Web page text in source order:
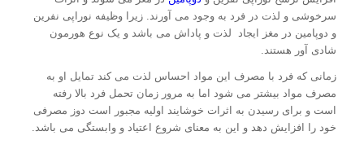
سرخوشی و لذت در فرد به وجود می آورند. زیرا وظیفه نوراپی نفرین
و دوپامین در مغز ایجاد لذت و پاداش می باشد و یک نوع هورمون
شادی آور هستند.
زمانی که فرد با مصرف این مواد احساس لذت می کند تمایل او به
مصرف مواد بیشتر می شود اما به مرور زمان تحمل فرد بالا رفته
است و برای رسیدن به اثرات خوشایند اولیه مجبور است دوز مصرفی
خود را افزایش دهد و این به معنای شروع اعتیاد و وابستگی می باشد.